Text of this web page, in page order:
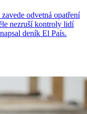
odvetná opatření
nezruší kontroly lidí
deník El País.